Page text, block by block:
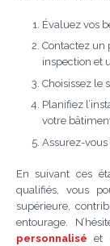
Évaluez vos
Contactez un
inspection et
Choisissez le
Planifiez
votre
Assurez-
En suivant ces
qualifiés, vous
supérieure,
entourage.
personnalisé et